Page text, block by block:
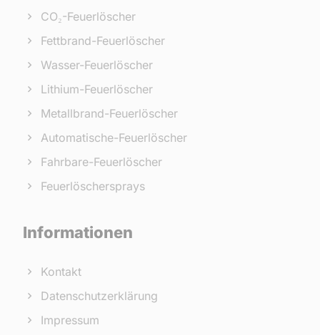
CO₂-Feuerlöscher
Fettbrand-Feuerlöscher
Wasser-Feuerlöscher
Lithium-Feuerlöscher
Metallbrand-Feuerlöscher
Automatische-Feuerlöscher
Fahrbare-Feuerlöscher
Feuerlöschersprays
Informationen
Kontakt
Datenschutzerklärung
Impressum